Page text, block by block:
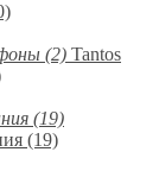
Tantos
(19)